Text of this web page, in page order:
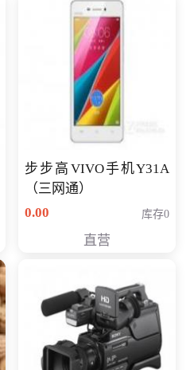
步步高VIVO手机Y31A
（三网通）
0.00
库存0
直营